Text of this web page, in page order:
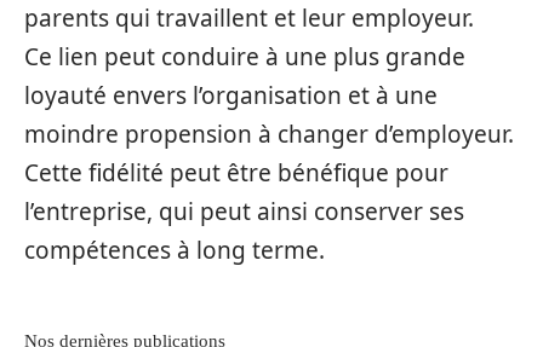
parents qui travaillent et leur employeur.
Ce lien peut conduire à une plus grande
loyauté envers l’organisation et à une
moindre propension à changer d’employeur.
Cette fidélité peut être bénéfique pour
l’entreprise, qui peut ainsi conserver ses
compétences à long terme.
Nos dernières publications